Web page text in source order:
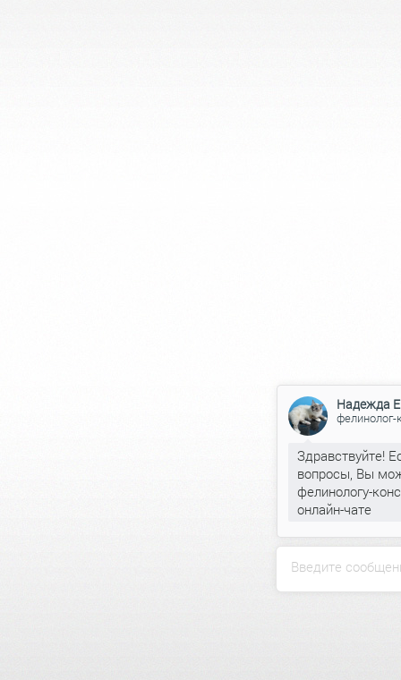
Введите
Надежда
фелинолог-
Здравствуйте!
вопросы, Вы
фелинологу-
онлайн-чате